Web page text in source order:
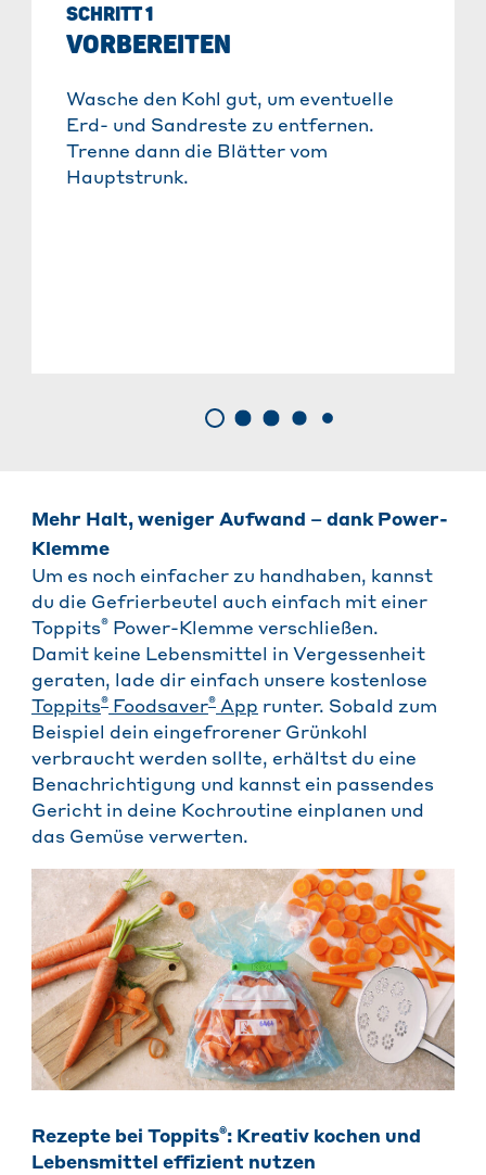
SCHRITT 1
VORBEREITEN
Wasche den Kohl gut, um eventuelle
Erd- und Sandreste zu entfernen.
Trenne dann die Blätter vom
Hauptstrunk.
Mehr Halt, weniger Aufwand – dank Power-
Klemme
Um es noch einfacher zu handhaben, kannst
du die Gefrierbeutel auch einfach mit einer
Toppits® Power-Klemme verschließen.
Damit keine Lebensmittel in Vergessenheit
geraten, lade dir einfach unsere kostenlose
Toppits® Foodsaver® App runter. Sobald zum
Beispiel dein eingefrorener Grünkohl
verbraucht werden sollte, erhältst du eine
Benachrichtigung und kannst ein passendes
Gericht in deine Kochroutine einplanen und
das Gemüse verwerten.
Rezepte bei Toppits®: Kreativ kochen und
Lebensmittel effizient nutzen